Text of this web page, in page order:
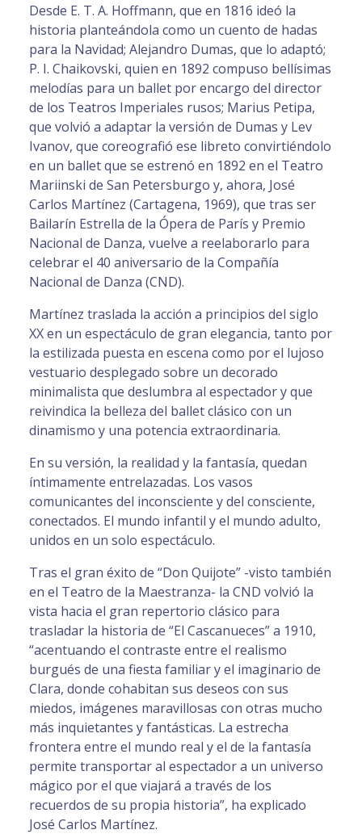
Desde E. T. A. Hoffmann, que en 1816 ideó la
historia planteándola como un cuento de hadas
para la Navidad; Alejandro Dumas, que lo adaptó;
P. I. Chaikovski, quien en 1892 compuso bellísimas
melodías para un ballet por encargo del director
de los Teatros Imperiales rusos; Marius Petipa,
que volvió a adaptar la versión de Dumas y Lev
Ivanov, que coreografió ese libreto convirtiéndolo
en un ballet que se estrenó en 1892 en el Teatro
Mariinski de San Petersburgo y, ahora, José
Carlos Martínez (Cartagena, 1969), que tras ser
Bailarín Estrella de la Ópera de París y Premio
Nacional de Danza, vuelve a reelaborarlo para
celebrar el 40 aniversario de la Compañía
Nacional de Danza (CND).
Martínez traslada la acción a principios del siglo
XX en un espectáculo de gran elegancia, tanto por
la estilizada puesta en escena como por el lujoso
vestuario desplegado sobre un decorado
minimalista que deslumbra al espectador y que
reivindica la belleza del ballet clásico con un
dinamismo y una potencia extraordinaria.
En su versión, la realidad y la fantasía, quedan
íntimamente entrelazadas. Los vasos
comunicantes del inconsciente y del consciente,
conectados. El mundo infantil y el mundo adulto,
unidos en un solo espectáculo.
Tras el gran éxito de “Don Quijote” -visto también
en el Teatro de la Maestranza- la CND volvió la
vista hacia el gran repertorio clásico para
trasladar la historia de “El Cascanueces” a 1910,
“acentuando el contraste entre el realismo
burgués de una fiesta familiar y el imaginario de
Clara, donde cohabitan sus deseos con sus
miedos, imágenes maravillosas con otras mucho
más inquietantes y fantásticas. La estrecha
frontera entre el mundo real y el de la fantasía
permite transportar al espectador a un universo
mágico por el que viajará a través de los
recuerdos de su propia historia”, ha explicado
José Carlos Martínez.